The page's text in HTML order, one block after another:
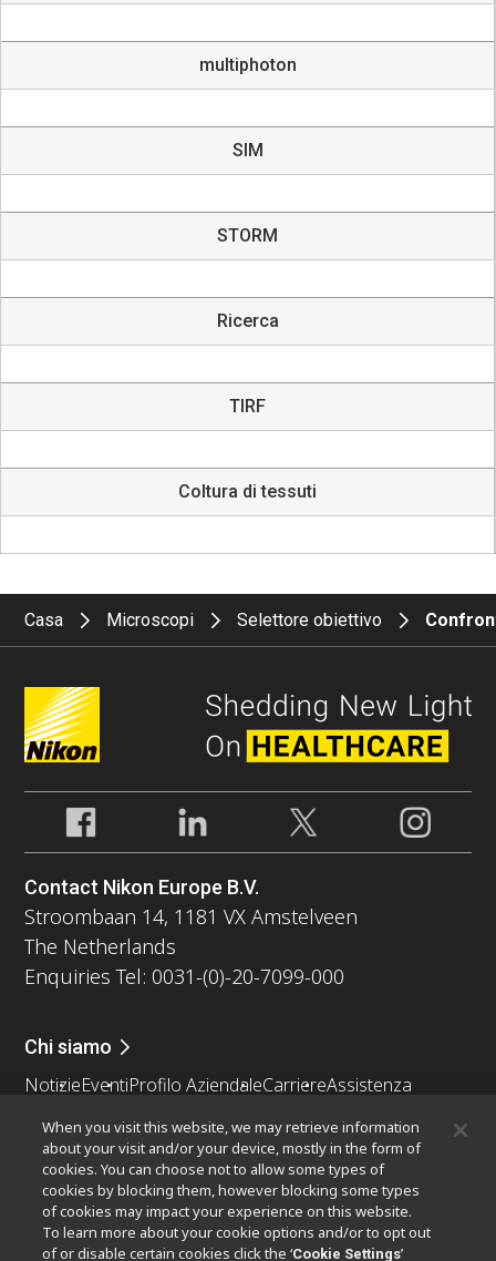
multiphoton
SIM
STORM
Ricerca
TIRF
Coltura di tessuti
Casa Microscopi Selettore obiettivo
Contact Nikon Europe B.V.
Stroombaan 14, 1181 VX Amstelveen
The Netherlands
Enquiries Tel: 0031-(0)-20-7099-000
Chi siamo
NotizieEventiProfilo AziendaleCarriereAssistenza
Nikon Microscopes 100th Anniversary
Popular Links
Ultime notizie e sviluppiSelettore obiettivo
Resolution CalculatorPubScopeOEM
When you visit this website, we may retrieve information
about your visit and/or your device, mostly in the form of
cookies. You can choose not to allow some types of
cookies by blocking them, however blocking some types
of cookies may impact your experience on this website.
To learn more about your cookie options and/or to opt out
of or disable certain cookies click the ‘Cookie Settings’